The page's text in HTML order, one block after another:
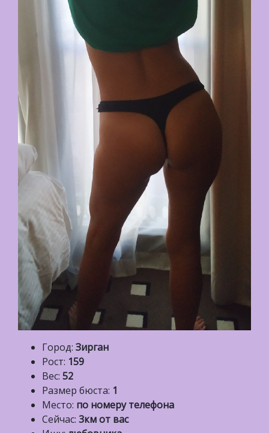
Город: Зирган
Рост: 159
Вес: 52
Размер бюста: 1
Место: по номеру телефона
Сейчас: 3км от вас